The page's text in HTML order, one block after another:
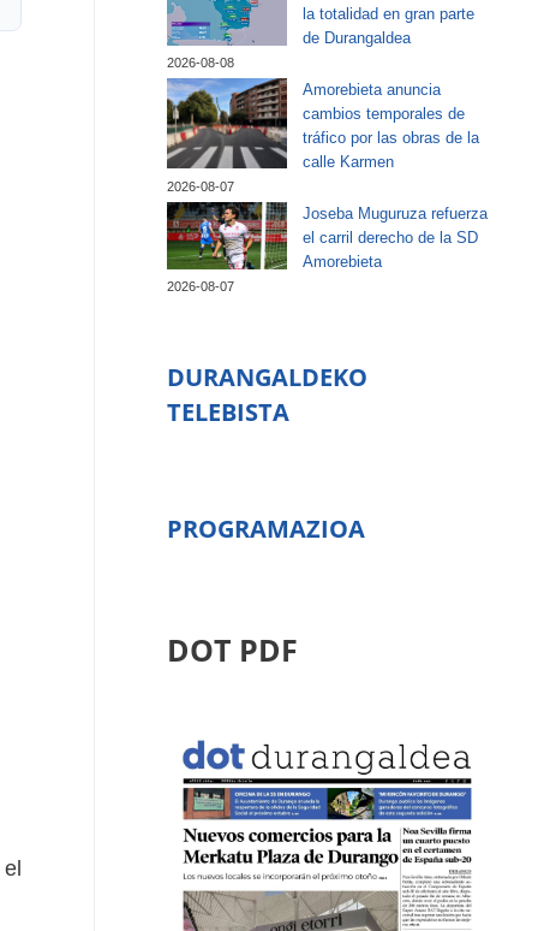
la totalidad en gran parte
de Durangaldea
2026-08-08
Amorebieta anuncia
cambios temporales de
tráfico por las obras de la
calle Karmen
2026-08-07
Joseba Muguruza refuerza
el carril derecho de la SD
Amorebieta
2026-08-07
DURANGALDEKO
TELEBISTA
PROGRAMAZIOA
DOT PDF